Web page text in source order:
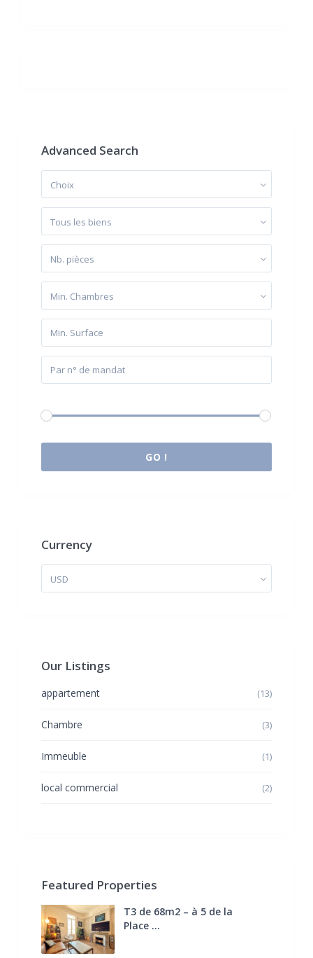
Advanced Search
Choix
Tous les biens
Nb. pièces
Min. Chambres
GO !
Currency
USD
Our Listings
appartement (13)
Chambre (3)
Immeuble (1)
local commercial (2)
Featured Properties
T3 de 68m2 – à 5 de la
Place ...